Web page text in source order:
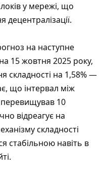
у мережі, що
децентралізації.
на наступне
15 жовтня 2025 року,
складності на 1,58% —
що інтервал між
10
відреагує на
складності
стабільною навіть в